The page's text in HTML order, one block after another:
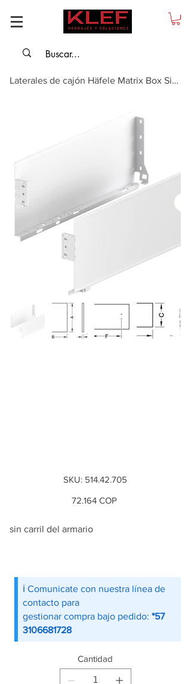
Laterales de cajón Häfele Matrix Box Single 150mm/ longitud nominal: 500mm, B...
SKU: SKU
514.42.705
514.42.705
Precio
72.164 COP
sin carril del armario
ℹ️ Comunicate con nuestra línea de
contacto para
gestionar compra bajo pedido: *57
3106681728
Cantidad